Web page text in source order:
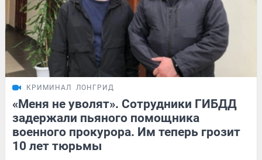
КРИМИНАЛ ЛОНГРИД
«Меня не уволят». Сотрудники ГИБДД
задержали пьяного помощника
военного прокурора. Им теперь грозит
10 лет тюрьмы